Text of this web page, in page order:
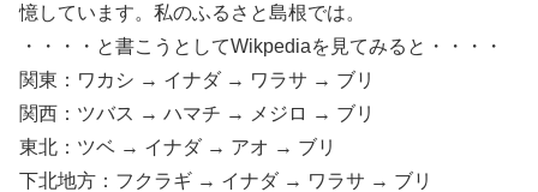
憶しています。私のふるさと島根では。
・・・・と書こうとしてWikpediaを見てみると・・・・
関東：ワカシ → イナダ → ワラサ → ブリ
関西：ツバス → ハマチ → メジロ → ブリ
東北：ツベ → イナダ → アオ → ブリ
下北地方：フクラギ → イナダ → ワラサ → ブリ